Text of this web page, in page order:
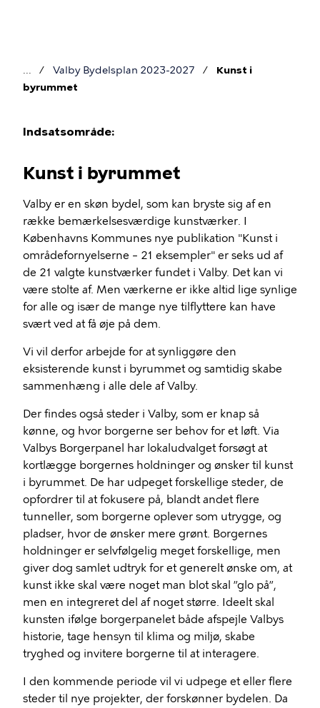
Brødkrumme
Valby Bydelsplan 2023-2027
Kunst i
byrummet
Kunst
i
byrummet
Indsatsområde:
Kunst i byrummet
Valby er en skøn bydel, som kan bryste sig af en
række bemærkelsesværdige kunstværker. I
Københavns Kommunes nye publikation "Kunst i
områdefornyelserne – 21 eksempler" er seks ud af
de 21 valgte kunstværker fundet i Valby. Det kan vi
være stolte af. Men værkerne er ikke altid lige synlige
for alle og især de mange nye tilflyttere kan have
svært ved at få øje på dem.
Vi vil derfor arbejde for at synliggøre den
eksisterende kunst i byrummet og samtidig skabe
sammenhæng i alle dele af Valby.
Der findes også steder i Valby, som er knap så
kønne, og hvor borgerne ser behov for et løft. Via
Valbys Borgerpanel har lokaludvalget forsøgt at
kortlægge borgernes holdninger og ønsker til kunst
i byrummet. De har udpeget forskellige steder, de
opfordrer til at fokusere på, blandt andet flere
tunneller, som borgerne oplever som utrygge, og
pladser, hvor de ønsker mere grønt. Borgernes
holdninger er selvfølgelig meget forskellige, men
giver dog samlet udtryk for et generelt ønske om, at
kunst ikke skal være noget man blot skal ”glo på”,
men en integreret del af noget større. Ideelt skal
kunsten ifølge borgerpanelet både afspejle Valbys
historie, tage hensyn til klima og miljø, skabe
tryghed og invitere borgerne til at interagere.
I den kommende periode vil vi udpege et eller flere
steder til nye projekter, der forskønner bydelen. Da